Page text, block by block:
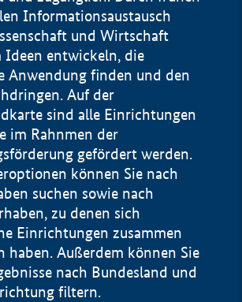
Informationsaustausch
und Wirtschaft
Ideen entwickeln, die
Anwendung finden und den
Auf der
sind alle Einrichtungen
im Rahnmen der
gefördert werden.
können Sie nach
suchen sowie nach
zu denen sich
Einrichtungen zusammen
haben. Außerdem können Sie
nach Bundesland und
filtern.